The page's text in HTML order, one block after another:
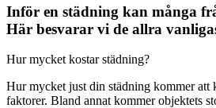
Inför en städning kan många
Här besvarar vi de allra
Hur mycket kostar städning?
Hur mycket just din städning kommer att
faktorer. Bland annat kommer objektets